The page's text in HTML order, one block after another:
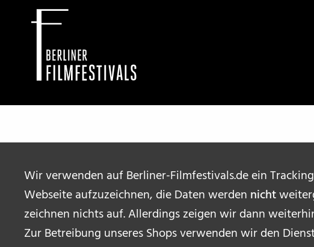
Wir verwenden auf Berliner-Filmfestivals.de ein
Webseite aufzuzeichnen, die Daten werden nicht
zeichnen nichts auf. Allerdings zeigen wir dann
Zur Betreibung unseres Shops verwenden wir den